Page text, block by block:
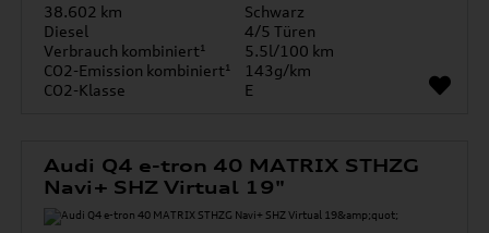
38.602 km
Schwarz
Diesel
4/5 Türen
Verbrauch kombiniert¹
5.5l/100 km
CO2-Emission kombiniert¹
143g/km
CO2-Klasse
E
Audi Q4 e-tron 40 MATRIX STHZG
Navi+ SHZ Virtual 19"